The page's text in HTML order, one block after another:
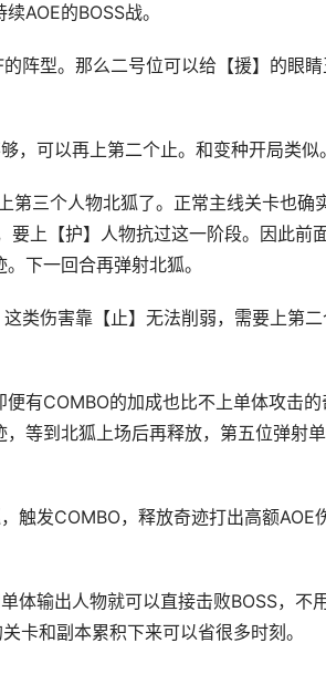
AOE的BOSS战。
阵型。那么二号位可以给【援】的眼
，可以再上第二个止。和变种开局类似
第三个人物北狐了。正常主线关卡也确
要上【护】人物抗过这一阶段。因此前
下一回合再弹射北狐。
类伤害靠【止】无法削弱，需要上第
有COMBO的加成也比不上单体攻击的
等到北狐上场后再释放，第五位弹射
触发COMBO，释放奇迹打出高额AOE
体输出人物就可以直接击败BOSS，不
卡和副本累积下来可以省很多时刻。